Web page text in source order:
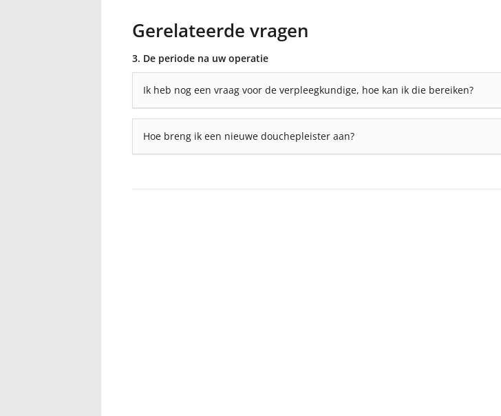
Gerelateerde vragen
3. De periode na uw operatie
Ik heb nog een vraag voor de verpleegkundige, hoe kan ik die bereiken?
Hoe breng ik een nieuwe douchepleister aan?